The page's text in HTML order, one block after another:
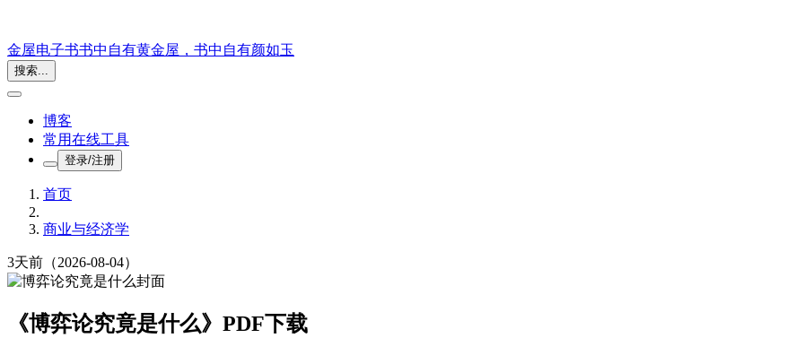
金屋电子书书中自有黄金屋，书中自有颜如玉
搜索...
博客
常用在线工具
登录/注册
首页
商业与经济学
3天前 （2026-08-04）
《博弈论究竟是什么》PDF下载